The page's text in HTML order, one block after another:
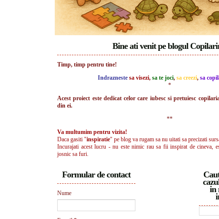
Bine ati venit pe blogul
Timp, timp pentru tine!
Indrazneste sa visezi, sa te joci, sa creezi, sa
*
Acest proiect este dedicat celor care iubesc si pretuiesc
din ei.
**
Va multumim pentru vizita!
Daca gasiti "inspiratie" pe blog va rugam sa nu uitati sa precizati
Incurajati acest lucru - nu este nimic rau sa fii inspirat de cineva,
josnic sa furi.
in
Formular de contact
Nume